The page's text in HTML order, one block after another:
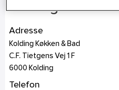
Kolding Køkken
Adresse
Kolding Køkken & Bad
C.F. Tietgens Vej 1 F
6000 Kolding
Telefon